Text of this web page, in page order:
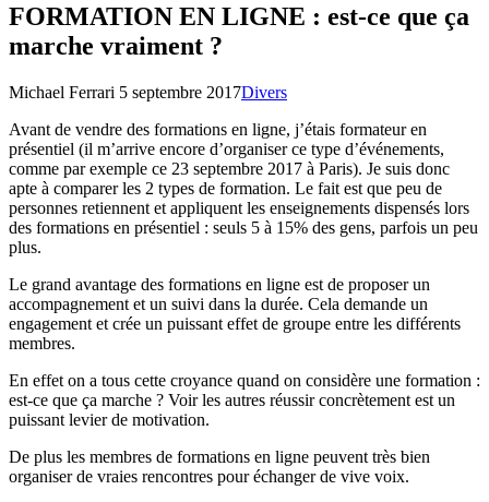
FORMATION EN LIGNE : est-ce que ça
marche vraiment ?
Michael Ferrari 5 septembre 2017Divers
Avant de vendre des formations en ligne, j’étais formateur en
présentiel (il m’arrive encore d’organiser ce type d’événements,
comme par exemple ce 23 septembre 2017 à Paris). Je suis donc
apte à comparer les 2 types de formation. Le fait est que peu de
personnes retiennent et appliquent les enseignements dispensés lors
des formations en présentiel : seuls 5 à 15% des gens, parfois un peu
plus.
Le grand avantage des formations en ligne est de proposer un
accompagnement et un suivi dans la durée. Cela demande un
engagement et crée un puissant effet de groupe entre les différents
membres.
En effet on a tous cette croyance quand on considère une formation :
est-ce que ça marche ? Voir les autres réussir concrètement est un
puissant levier de motivation.
De plus les membres de formations en ligne peuvent très bien
organiser de vraies rencontres pour échanger de vive voix.